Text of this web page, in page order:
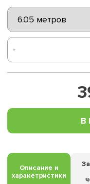
-
В
Описание и
харакетристики